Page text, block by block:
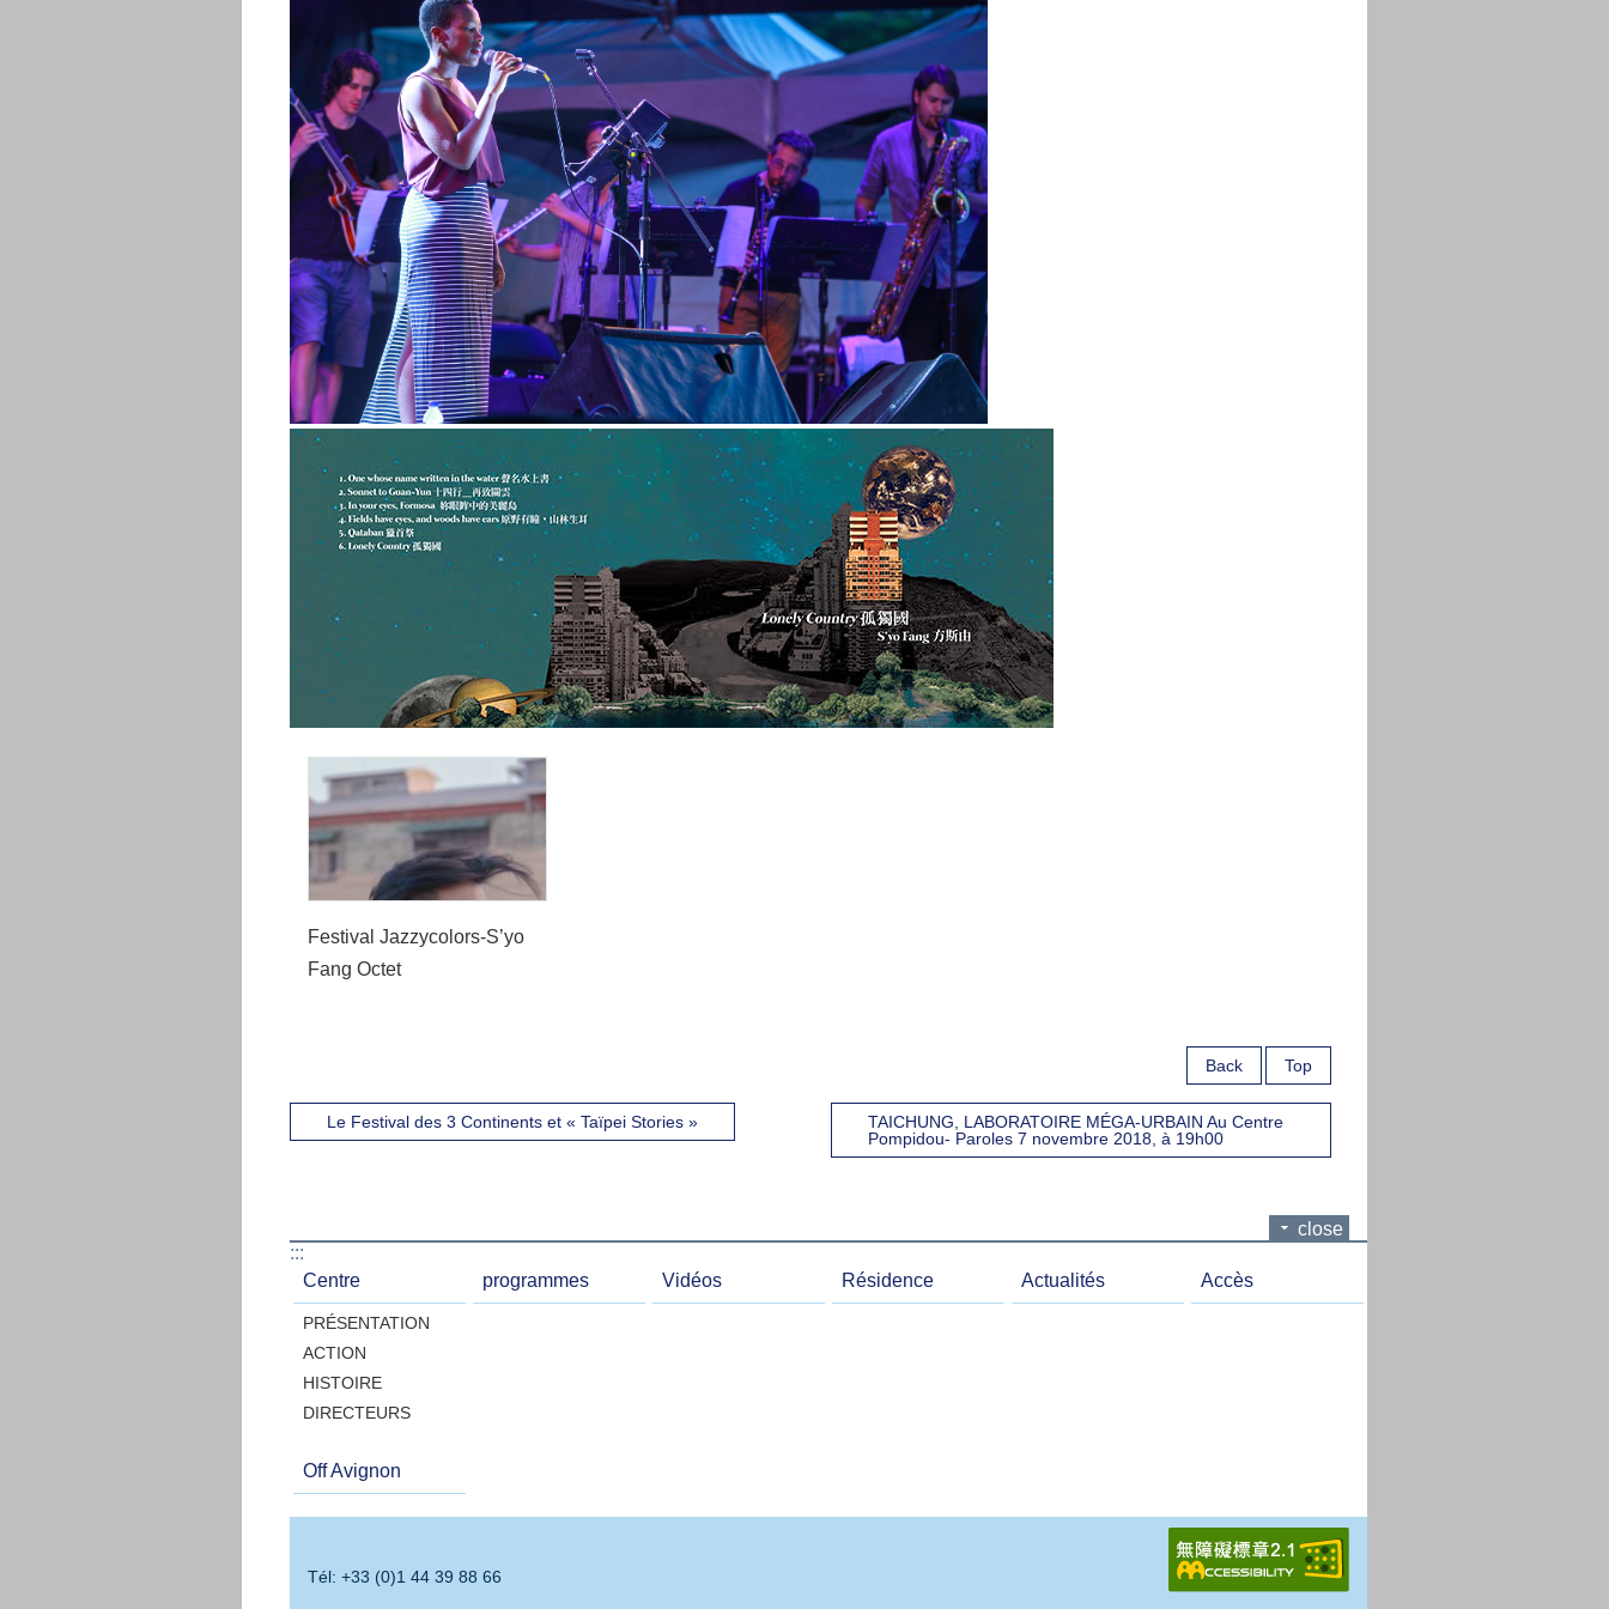
Festival Jazzycolors-S’yo
Fang Octet
Back Top
Le Festival des 3 Continents et « Taïpei Stories »
TAICHUNG, LABORATOIRE MÉGA-URBAIN Au Centre
Pompidou- Paroles 7 novembre 2018, à 19h00
close
:::
Centre
PRÉSENTATION
ACTION
HISTOIRE
DIRECTEURS
programmes Vidéos Résidence Actualités Accès
Off Avignon
Tél: +33 (0)1 44 39 88 66